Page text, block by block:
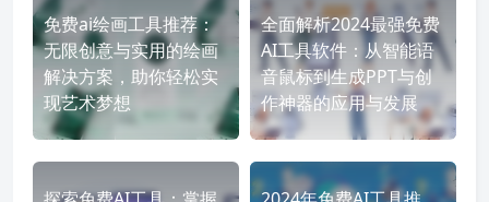
免费ai绘画工具推荐：
无限创意与实用的绘画
解决方案，助你轻松实
现艺术梦想
全面解析2024最强免费
AI工具软件：从智能语
音鼠标到生成PPT与创
作神器的应用与发展